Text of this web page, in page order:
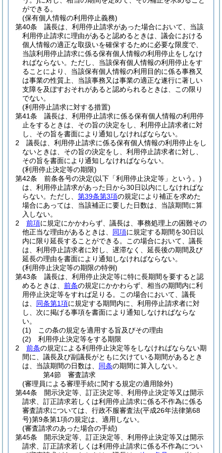
ができる。
(保有個人情報の利用停止義務)
第40条
議長は、利用停止請求があった場合において、当該
利用停止請求に理由があると認めるときは、議会における
個人情報の適正な取扱いを確保するために必要な限度で、
当該利用停止請求に係る保有個人情報の利用停止をしなけ
ればならない。 ただし、当該保有個人情報の利用停止をす
ることにより、当該保有個人情報の利用目的に係る事務又
は事業の性質上、当該事務又は事業の適正な遂行に著しい
支障を及ぼすおそれがあると認められるときは、この限り
でない。
(利用停止請求に対する措置)
第41条
議長は、利用停止請求に係る保有個人情報の利用停
止をするときは、その旨の決定をし、利用停止請求者に対
し、その旨を書面により通知しなければならない。
2
議長は、利用停止請求に係る保有個人情報の利用停止をし
ないときは、その旨の決定をし、利用停止請求者に対し、
その旨を書面により通知しなければならない。
(利用停止決定等の期限)
第42条
前条各号の決定(以下「利用停止決定等」という。)
は、利用停止請求があった日から30日以内にしなければな
らない。 ただし、 第39条第3項の規定により補正を求めた
場合にあっては、当該補正に要した日数は、当該期間に算
入しない。
2
前項に規定にかかわらず、議長は、事務処理上の困難その
他正当な理由があるときは、 同項に規定する期間を30日以
内に限り延長することができる。
この場合において、議長
は、利用停止請求者に対し、遅滞なく、延長後の期間及び
延長の理由を書面により通知しなければならない。
(利用停止決定等の期限の特例)
第43条
議長は、利用停止決定等に特に長期間を要すると認
めるときは、 前条の規定にかかわらず、相当の期間内に利
用停止決定等をすれば足りる。
この場合において、議長
は、 同条第1項に規定する期間内に、利用停止請求者に対
し、次に掲げる事項を書面により通知しなければならな
い。
(1)
この条の規定を適用する旨及びその理由
(2)
利用停止決定等をする期限
2
前条の規定による利用停止決定等をしなければならない期
間に、議長及び副議長がともに欠けている期間があるとき
は、当該期間の日数は、 同条の期間に算入しない。
第4節
審査請求
(審理員による審理手続に関する規定の適用除外)
第44条
開示決定等、訂正決定等、利用停止決定等又は開示
請求、訂正請求若しくは利用停止請求に係る不作為に係る
審査請求については、行政不服審査法(平成26年法律第68
号)第9条第1項の規定は、適用しない。
(審査請求のあった場合の手続)
第45条
開示決定等、訂正決定等、利用停止決定等又は開示
請求、訂正請求若しくは利用停止請求に係る不作為につい